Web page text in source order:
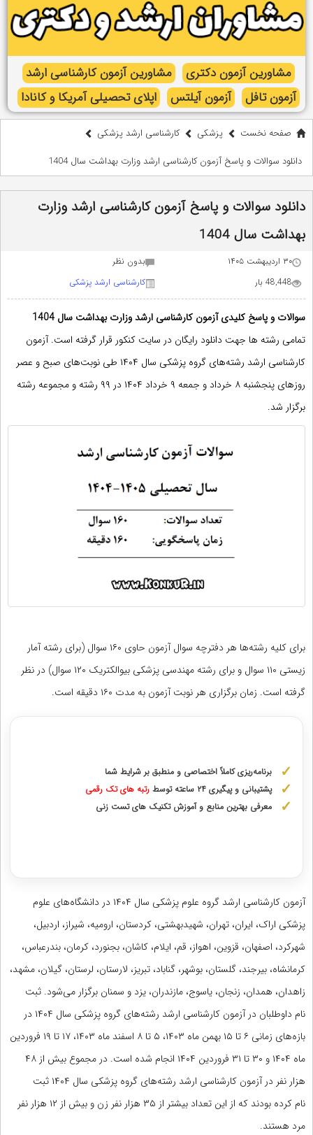
مشاورین آزمون دکتری
مشاورین آزمون کارشناسی ارشد
آزمون تافل
آزمون آیلتس اپلای تحصیلی آمریکا و کانادا
صفحه نخست پزشکی
کارشناسی ارشد پزشکی
دانلود سوالات و پاسخ آزمون کارشناسی ارشد وزارت بهداشت سال 1404
دانلود سوالات و پاسخ آزمون کارشناسی ارشد وزارت
بهداشت سال 1404
۳۰ اردیبهشت ۱۴۰۵
بدون نظر
48,448 بار
کارشناسی ارشد پزشکی
سوالات و پاسخ کلیدی آزمون کارشناسی ارشد وزارت بهداشت سال 1404
تمامی رشته ها جهت دانلود رایگان در سایت کنکور قرار گرفته است. آزمون
کارشناسی ارشد رشته‌های گروه پزشکی سال ۱۴۰۴ طی نوبت‌های صبح و عصر
روزهای پنجشنبه ۸ خرداد و جمعه ۹ خرداد ۱۴۰۴ در ۹۹ رشته و مجموعه رشته
برگزار شد.
برای کلیه رشته‌ها هر دفترچه سوال آزمون حاوی ۱۶۰ سوال (برای رشته آمار
زیستی ۱۱۰ سوال و برای رشته مهندسی پزشکی بیوالکتریک ۱۲۰ سوال) در نظر
گرفته است. زمان برگزاری هر نوبت آزمون به مدت ۱۶۰ دقیقه است.
برنامه‌ریزی کاملاً اختصاصی و منطبق بر شرایط شما
پشتیبانی و پیگیری ۲۴ ساعته توسط
رتبه‌ های تک رقمی
معرفی بهترین منابع و آموزش تکنیک های تست زنی
آزمون کارشناسی ارشد گروه علوم پزشکی سال ۱۴۰۴ در دانشگاه‌های علوم
پزشکی اراک، ایران، تهران، شهیدبهشتی، کردستان، ارومیه، شیراز، اردبیل،
شهرکرد، اصفهان، قزوین، اهواز، قم، ایلام، کاشان، بجنورد، کرمان، بندرعباس،
کرمانشاه، بیرجند، گلستان، بوشهر، گناباد، تبریز، لارستان، لرستان، گیلان، مشهد،
زاهدان، همدان، زنجان، یاسوج، مازندران، یزد و سمنان برگزار می‌شود. ثبت
نام داوطلبان در آزمون کارشناسی ارشد رشته‌های گروه پزشکی سال ۱۴۰۴ در
بازه‌های زمانی ۶ تا ۱۵ بهمن ماه ۱۴۰۳، ۵ تا ۸ اسفند ماه ۱۴۰۳، ۱۷ تا ۱۹ فروردین
ماه ۱۴۰۴ و ۳۰ تا ۳۱ فروردین ۱۴۰۴ انجام شده است. در مجموع بیش از ۴۸
هزار نفر در آزمون کارشناسی ارشد رشته‌های گروه پزشکی سال ۱۴۰۴ ثبت
نام کرده بودند که از این تعداد بیشتر از ۳۵ هزار نفر زن و بیش از ۱۲ هزار نفر
مرد هستند.